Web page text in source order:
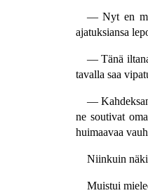
— Nyt en
ajatuksiansa
— Tänä
tavalla saa
—
ne soutivat
huimaavaa
Niinkuin
Muistui